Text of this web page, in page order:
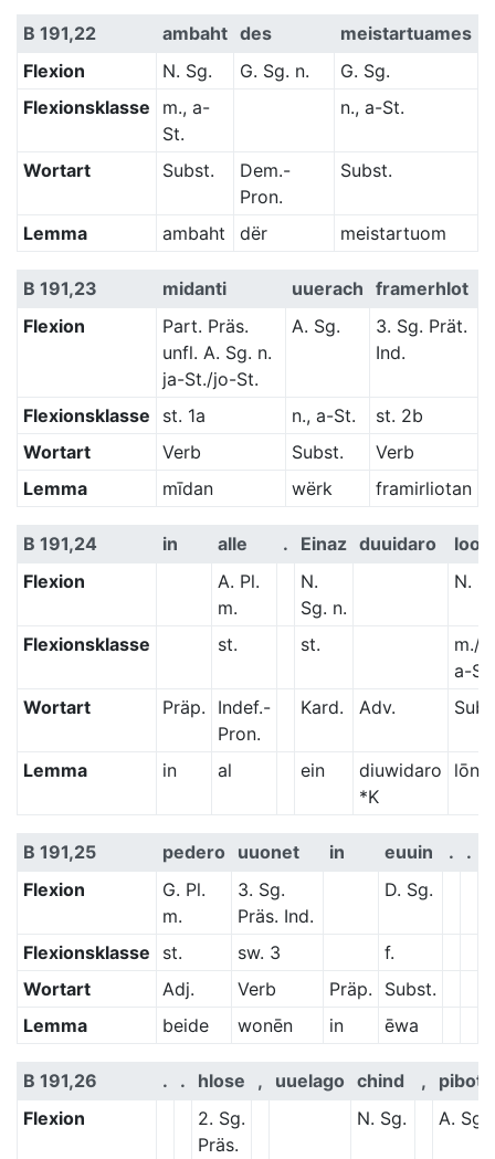
B 191,22 ambaht des
meistartuames
Flexion
N. Sg. G. Sg. n.
G. Sg.
Flexionsklasse
m., a-
St.
n., a-St.
Wortart Subst.
Dem.-
Pron.
Subst.
Lemma ambaht dër meistartuom
B 191,23 midanti uuerach framerhlot
Flexion
Part. Präs.
unfl. A. Sg. n.
ja-St./jo-St.
A. Sg.
3. Sg. Prät.
Ind.
Flexionsklasse st. 1a n., a-St.
st. 2b
Wortart
Verb Subst.
Verb
Lemma
mīdan wërk framirliotan
B 191,24 in alle . Einaz duuidaro
loon
Flexion
A. Pl.
m.
N.
Sg. n.
N.
Flexionsklasse st. st.
m./
a-St.
Wortart
Präp.
Indef.-
Pron.
Kard. Adv.
Lemma in al ein
diuwidaro
*K
lōn
B 191,25 pedero uuonet in euuin .
.
Flexion
G. Pl.
m.
3. Sg.
Präs. Ind.
D. Sg.
Flexionsklasse st. sw. 3
f.
Wortart
Adj. Verb Präp.
Subst.
Lemma
beide wonēn in ēwa
B 191,26 . . hlose , uuelago chind ,
pibot
Flexion
2. Sg.
Präs.
N. Sg. A. Sg.